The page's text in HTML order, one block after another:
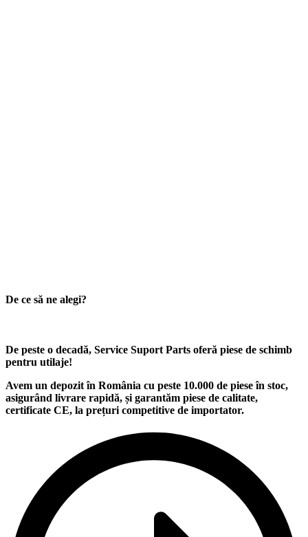
De ce să ne alegi?
De peste o decadă, Service Suport Parts oferă piese de schimb
pentru utilaje!
Avem un depozitîn România cu peste 10.000 de piese în stoc,
asigurând livrare rapidă, și garantăm piese de calitate,
certificate CE, la prețuri competitive de importator.